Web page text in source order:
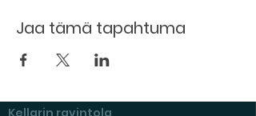
Jaa tämä tapahtuma
Kellarin ravintola